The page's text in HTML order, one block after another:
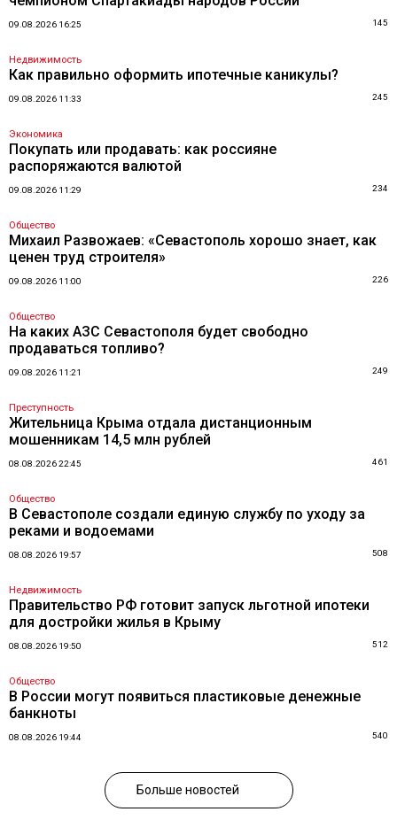
09.08.2026 16:25 145
Недвижимость
Как правильно оформить ипотечные каникулы?
09.08.2026 11:33 245
Экономика
Покупать или продавать: как россияне
распоряжаются валютой
09.08.2026 11:29 234
Общество
Михаил Развожаев: «Севастополь хорошо знает, как
ценен труд строителя»
09.08.2026 11:00 226
Общество
На каких АЗС Севастополя будет свободно
продаваться топливо?
09.08.2026 11:21 249
Преступность
Жительница Крыма отдала дистанционным
мошенникам 14,5 млн рублей
08.08.2026 22:45 461
Общество
В Севастополе создали единую службу по уходу за
реками и водоемами
08.08.2026 19:57 508
Недвижимость
Правительство РФ готовит запуск льготной ипотеки
для достройки жилья в Крыму
08.08.2026 19:50 512
Общество
В России могут появиться пластиковые денежные
банкноты
08.08.2026 19:44 540
Больше новостей